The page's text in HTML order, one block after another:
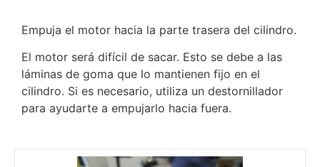
Empuja el motor hacia la parte trasera del cilindro.
El motor será difícil de sacar. Esto se debe a las
láminas de goma que lo mantienen fijo en el
cilindro. Si es necesario, utiliza un destornillador
para ayudarte a empujarlo hacia fuera.